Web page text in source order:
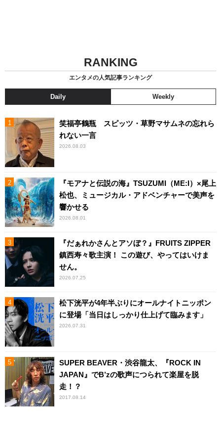
RANKING
エンタメの人気記事ランキング
Daily Weekly
笑福亭鶴瓶 スピッツ・草野マサムネの忘れら
れない一言
2026.08.03
『モアナと伝説の海』TSUZUMI（ME:I）×尾上
松也、ミュージカル・アドベンチャーで美声を
響かせる
2026.08.01
『だぁれかさんとアソぼ？』FRUITS ZIPPER
鎮西寿々歌主演！ この遊び、やってはいけま
せん。
2026.07.25
松下洸平が4年半ぶりにオールナイトニッポン
に登場「当日はしっかり仕上げて臨みます」
2026.07.31
SUPER BEAVER・渋谷龍太、『ROCK IN
JAPAN』でB’zの歌声につられて楽屋を脱
走！？
2017.08.14